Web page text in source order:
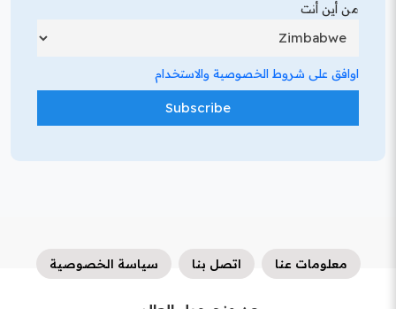
من أين أنت
اوافق على شروط الخصوصية والاستخدام
معلومات عنا اتصل بنا سياسة الخصوصية